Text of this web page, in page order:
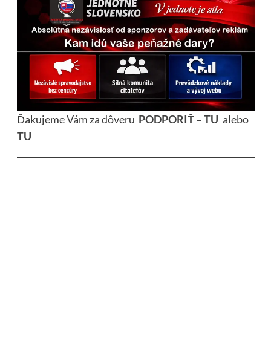
Ďakujeme Vám za dôveru PODPORIŤ – TU alebo
TU